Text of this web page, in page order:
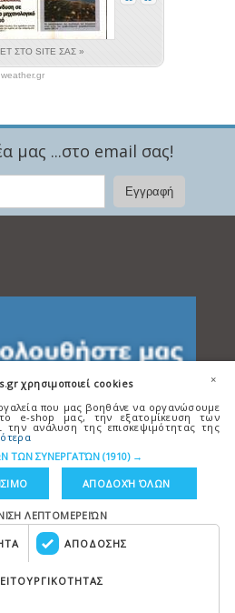
μας ...στο email σας!
Κατασκευή ιστοσελίδων
×
χρησιμοποιεί cookies
που μας βοηθάνε να οργανώσουμε
e-shop μας, την εξατομίκευση των
ανάλυση της επισκεψιμότητας της
ΤΩΝ ΣΥΝΕΡΓΑΤΏΝ (1910) →
ΑΠΟΔΟΣΗΣ
ΑΠΟΔΟΧΉ ΌΛΩΝ
ΛΕΠΤΟΜΕΡΕΙΏΝ